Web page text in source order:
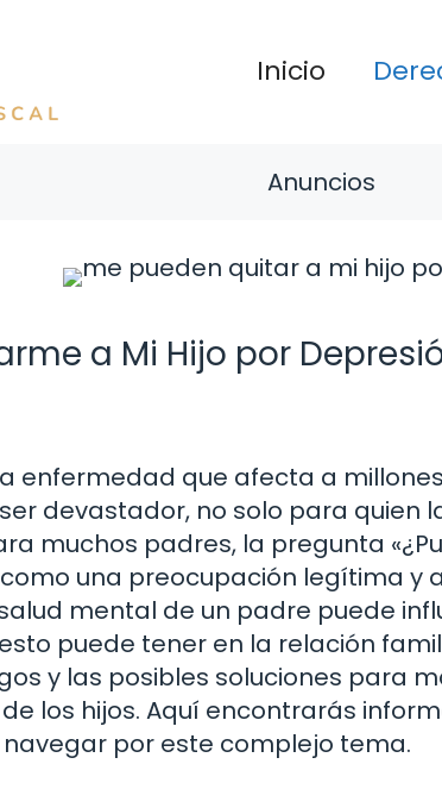
Inicio
Anuncios
a Mi Hijo por
enfermedad que afecta a
devastador, no solo para quien
muchos padres, la pregunta
una preocupación legítima y
mental de un padre puede
puede tener en la relación
y las posibles soluciones para
los hijos. Aquí encontrarás
por este complejo tema.